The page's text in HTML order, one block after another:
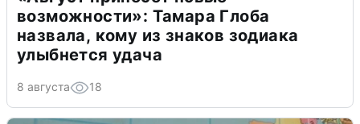
возможности»: Тамара Глоба
назвала, кому из знаков зодиака
улыбнется удача
8 августа 18